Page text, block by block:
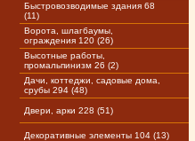
Быстровозводимые здания 68
(11)
Ворота, шлагбаумы,
ограждения 120 (26)
Высотные работы,
промальпинизм 26 (2)
Дачи, коттеджи, садовые дома,
срубы 294 (48)
Двери, арки 228 (51)
Декоративные элементы 104 (13)